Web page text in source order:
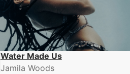
Water Made Us
Jamila Woods